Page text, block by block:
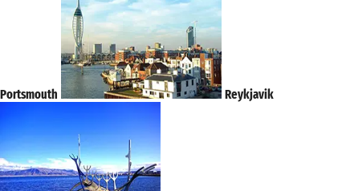
Portsmouth Reykjavik